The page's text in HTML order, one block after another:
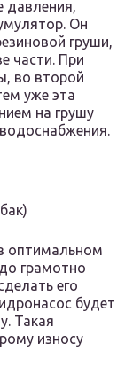
давления,
Он
груши,
части. При
во второй
уже эта
на грушу
оптимальном
грамотно
его
будет
Такая
износу